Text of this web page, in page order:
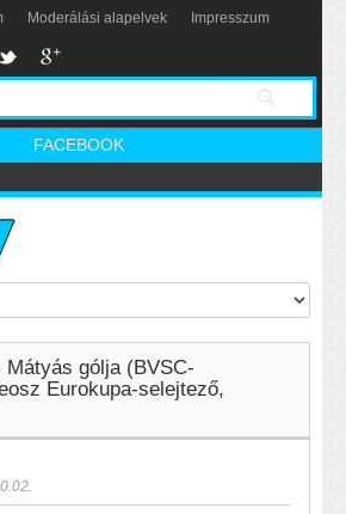
Moderálási alapelvek Impresszum
FACEBOOK
gólja (BVSC-
Eurokupa-selejtező,